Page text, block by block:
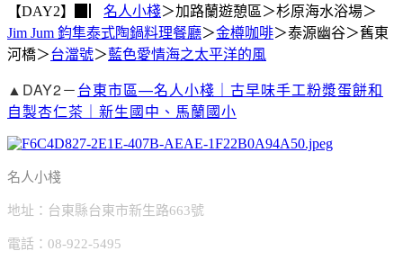
【DAY2】▉▏ 名人小棧＞加路蘭遊憩區＞杉原海水浴場＞
Jim Jum 鈞隼泰式陶鍋料理餐廳＞金樽咖啡＞泰源幽谷＞舊東
河橋＞台澢號＞藍色愛情海之太平洋的風
▲DAY2－台東市區—名人小棧｜古早味手工粉漿蛋餅和
自製杏仁茶｜新生國中、馬蘭國小
名人小棧
地址：台東縣台東市新生路663號
電話：08-922-5495